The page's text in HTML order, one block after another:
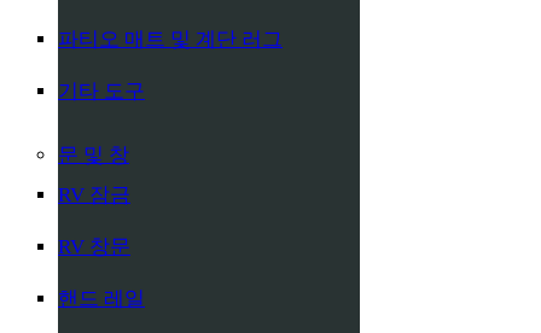
파티오 매트 및 계단 러그
기타 도구
문 및 창
RV 잠금
RV 창문
핸드 레일